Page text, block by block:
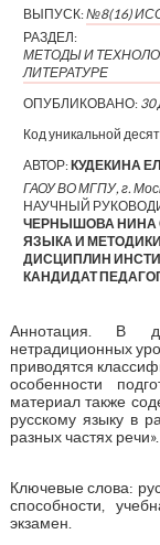
ВЫПУСК:№8(16)
РАЗДЕЛ:
МЕТОДЫ И
ЛИТЕРАТУРЕ
ОПУБЛИКОВАНО: 30
Код уникальной
АВТОР:КУДЕКИНА
ГАОУ ВО МГПУ, г.
НАУЧНЫЙ
ЧЕРНЫШОВА НИНА
ЯЗЫКА И
ДИСЦИПЛИН
КАНДИДАТ
Аннотация. В
нетрадиционных
приводятся
особенности
материал также
русскому языку в
разных частях речи».
Ключевые слова:
способности,
экзамен.